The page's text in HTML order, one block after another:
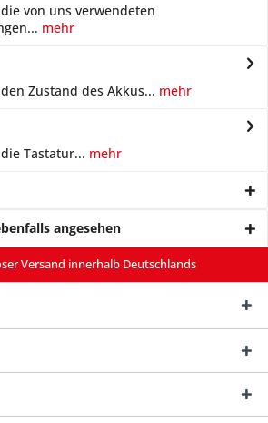
von uns verwendeten
mehr
Zustand des Akkus... mehr
Tastatur... mehr
angesehen
Versand innerhalb Deutschlands